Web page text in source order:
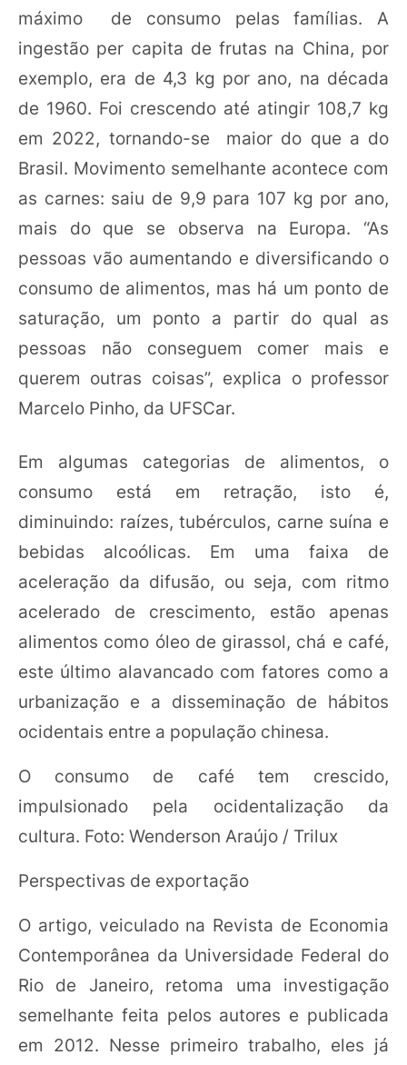
máximo de consumo pelas famílias. A
ingestão per capita de frutas na China, por
exemplo, era de 4,3 kg por ano, na década
de 1960. Foi crescendo até atingir 108,7 kg
em 2022, tornando-se maior do que a do
Brasil. Movimento semelhante acontece com
as carnes: saiu de 9,9 para 107 kg por ano,
mais do que se observa na Europa. “As
pessoas vão aumentando e diversificando o
consumo de alimentos, mas há um ponto de
saturação, um ponto a partir do qual as
pessoas não conseguem comer mais e
querem outras coisas”, explica o professor
Marcelo Pinho, da UFSCar.
Em algumas categorias de alimentos, o
consumo está em retração, isto é,
diminuindo: raízes, tubérculos, carne suína e
bebidas alcoólicas. Em uma faixa de
aceleração da difusão, ou seja, com ritmo
acelerado de crescimento, estão apenas
alimentos como óleo de girassol, chá e café,
este último alavancado com fatores como a
urbanização e a disseminação de hábitos
ocidentais entre a população chinesa.
O consumo de café tem crescido,
impulsionado pela ocidentalização da
cultura. Foto: Wenderson Araújo / Trilux
Perspectivas de exportação
O artigo, veiculado na Revista de Economia
Contemporânea da Universidade Federal do
Rio de Janeiro, retoma uma investigação
semelhante feita pelos autores e publicada
em 2012. Nesse primeiro trabalho, eles já